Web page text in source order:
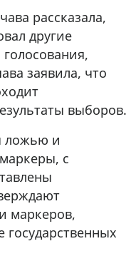
рассказала,
другие
заявила, что
выборов.
ложью и
с
маркеров,